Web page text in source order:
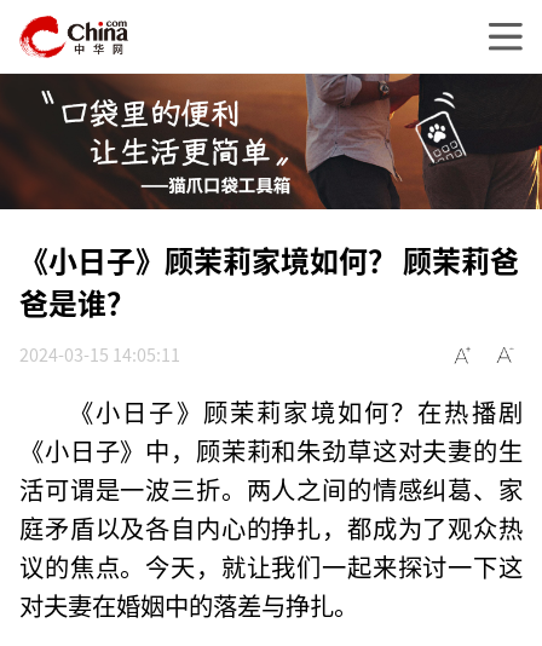
《小日子》顾茉莉家境如何？ 顾茉莉爸
爸是谁？
2024-03-15 14:05:11
《小日子》顾茉莉家境如何？在热播剧
《小日子》中，顾茉莉和朱劲草这对夫妻的生
活可谓是一波三折。两人之间的情感纠葛、家
庭矛盾以及各自内心的挣扎，都成为了观众热
议的焦点。今天，就让我们一起来探讨一下这
对夫妻在婚姻中的落差与挣扎。